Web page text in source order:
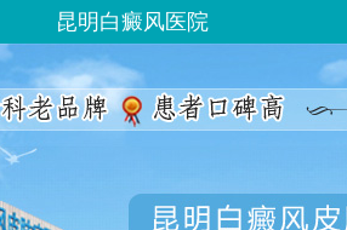
昆明白癜风医院